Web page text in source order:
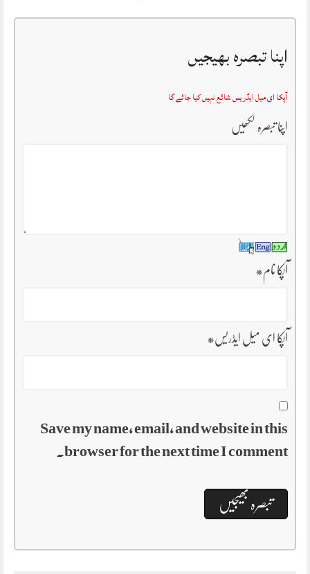
اپنا تبصرہ بھیجیں
آپکا ای میل ایڈریس شائع نہیں کیا جائے گا
اپنا تبصرہ لکھیں
آپکا نام*
آپکا ای میل ایڈریس*
Save my name, email, and website in this
browser for the next time I comment.